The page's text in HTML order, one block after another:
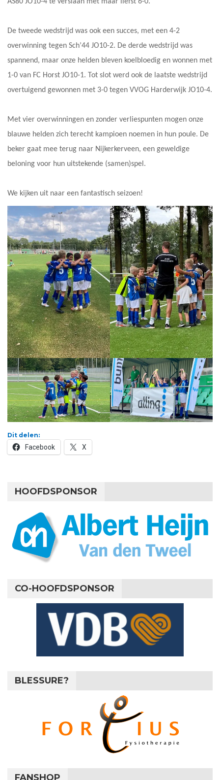
De tweede wedstrijd was ook een succes, met een 4-2
overwinning tegen Sch’44 JO10-2. De derde wedstrijd was
spannend, maar onze helden bleven koelbloedig en wonnen met
1-0 van FC Horst JO10-1. Tot slot werd ook de laatste wedstrijd
overtuigend gewonnen met 3-0 tegen VVOG Harderwijk JO10-4.
Met vier overwinningen en zonder verliespunten mogen onze
blauwe helden zich terecht kampioen noemen in hun poule. De
beker gaat mee terug naar Nijkerkerveen, een geweldige
beloning voor hun uitstekende (samen)spel.
We kijken uit naar een fantastisch seizoen!
Dit delen:
Facebook X
HOOFDSPONSOR
CO-HOOFDSPONSOR
BLESSURE?
FANSHOP